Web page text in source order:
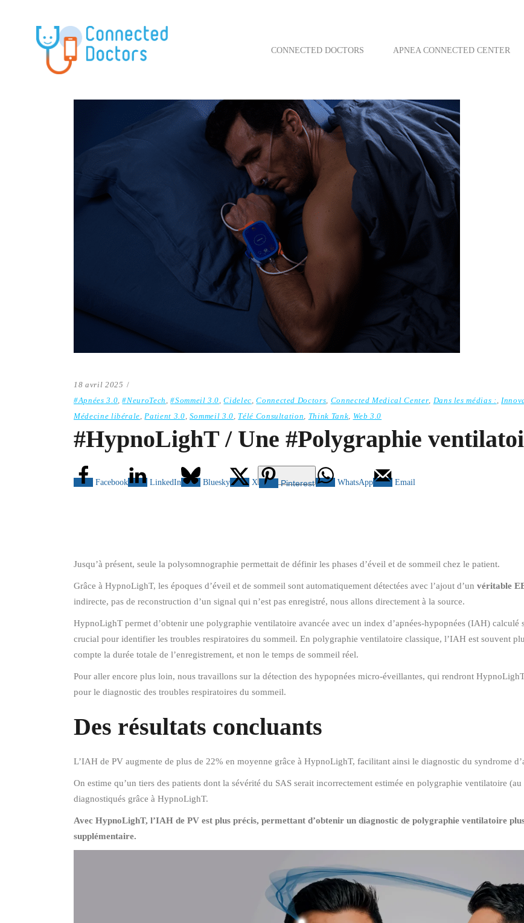
CONNECTED DOCTORS APNEA CONNECTED CENTER
18 avril 2025
#Apnées 3.0,#NeuroTech ,#Sommeil 3.0,Cidelec,Connected Doctors, Connected Medical Center, Dans les médias :,
Médecine libérale,Patient 3.0, Sommeil 3.0, Télé Consultation, Think Tank, Web 3.0
#HypnoLighT / Une #Polygraphie
Facebook LinkedIn Bluesky X Pinterest WhatsApp Email
Jusqu’à présent, seule la polysomnographie permettait de définir les phases d’éveil et de sommeil chez le patient.
Grâce à HypnoLighT, les époques d’éveil et de sommeil sont automatiquement détectées avec l’ajout d’un véritable
indirecte, pas de reconstruction d’un signal qui n’est pas enregistré, nous allons directement à la source.
HypnoLighT permet d’obtenir une polygraphie ventilatoire avancée avec un index d’apnées-hypopnées (IAH)
crucial pour identifier les troubles respiratoires du sommeil. En polygraphie ventilatoire classique, l’IAH est souvent
compte la durée totale de l’enregistrement, et non le temps de sommeil réel.
Pour aller encore plus loin, nous travaillons sur la détection des hypopnées micro-éveillantes, qui rendront
pour le diagnostic des troubles respiratoires du sommeil.
Des résultats concluants
L’IAH de PV augmente de plus de 22% en moyenne grâce à HypnoLighT, facilitant ainsi le diagnostic du syndrome
On estime qu’un tiers des patients dont la sévérité du SAS serait incorrectement estimée en polygraphie ventilatoire
diagnostiqués grâce à HypnoLighT.
Avec HypnoLighT, l’IAH de PV est plus précis, permettant d’obtenir un diagnostic de polygraphie ventilatoire
supplémentaire.